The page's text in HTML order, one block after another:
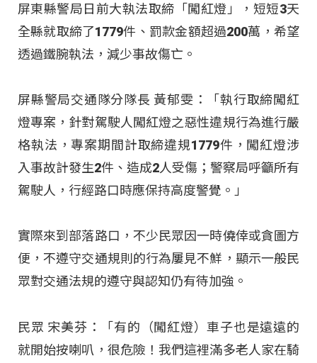
屏東縣警局日前大執法取締「闖紅燈」，短短3天
全縣就取締了1779件、罰款金額超過200萬，希望
透過鐵腕執法，減少事故傷亡。
屏縣警局交通隊分隊長 黃郁雯：「執行取締闖紅
燈專案，針對駕駛人闖紅燈之惡性違規行為進行嚴
格執法，專案期間計取締違規1779件，闖紅燈涉
入事故計發生2件、造成2人受傷；警察局呼籲所有
駕駛人，行經路口時應保持高度警覺。」
實際來到部落路口，不少民眾因一時僥倖或貪圖方
便，不遵守交通規則的行為屢見不鮮，顯示一般民
眾對交通法規的遵守與認知仍有待加強。
民眾 宋美芬：「有的（闖紅燈）車子也是遠遠的
就開始按喇叭，很危險！我們這裡滿多老人家在騎